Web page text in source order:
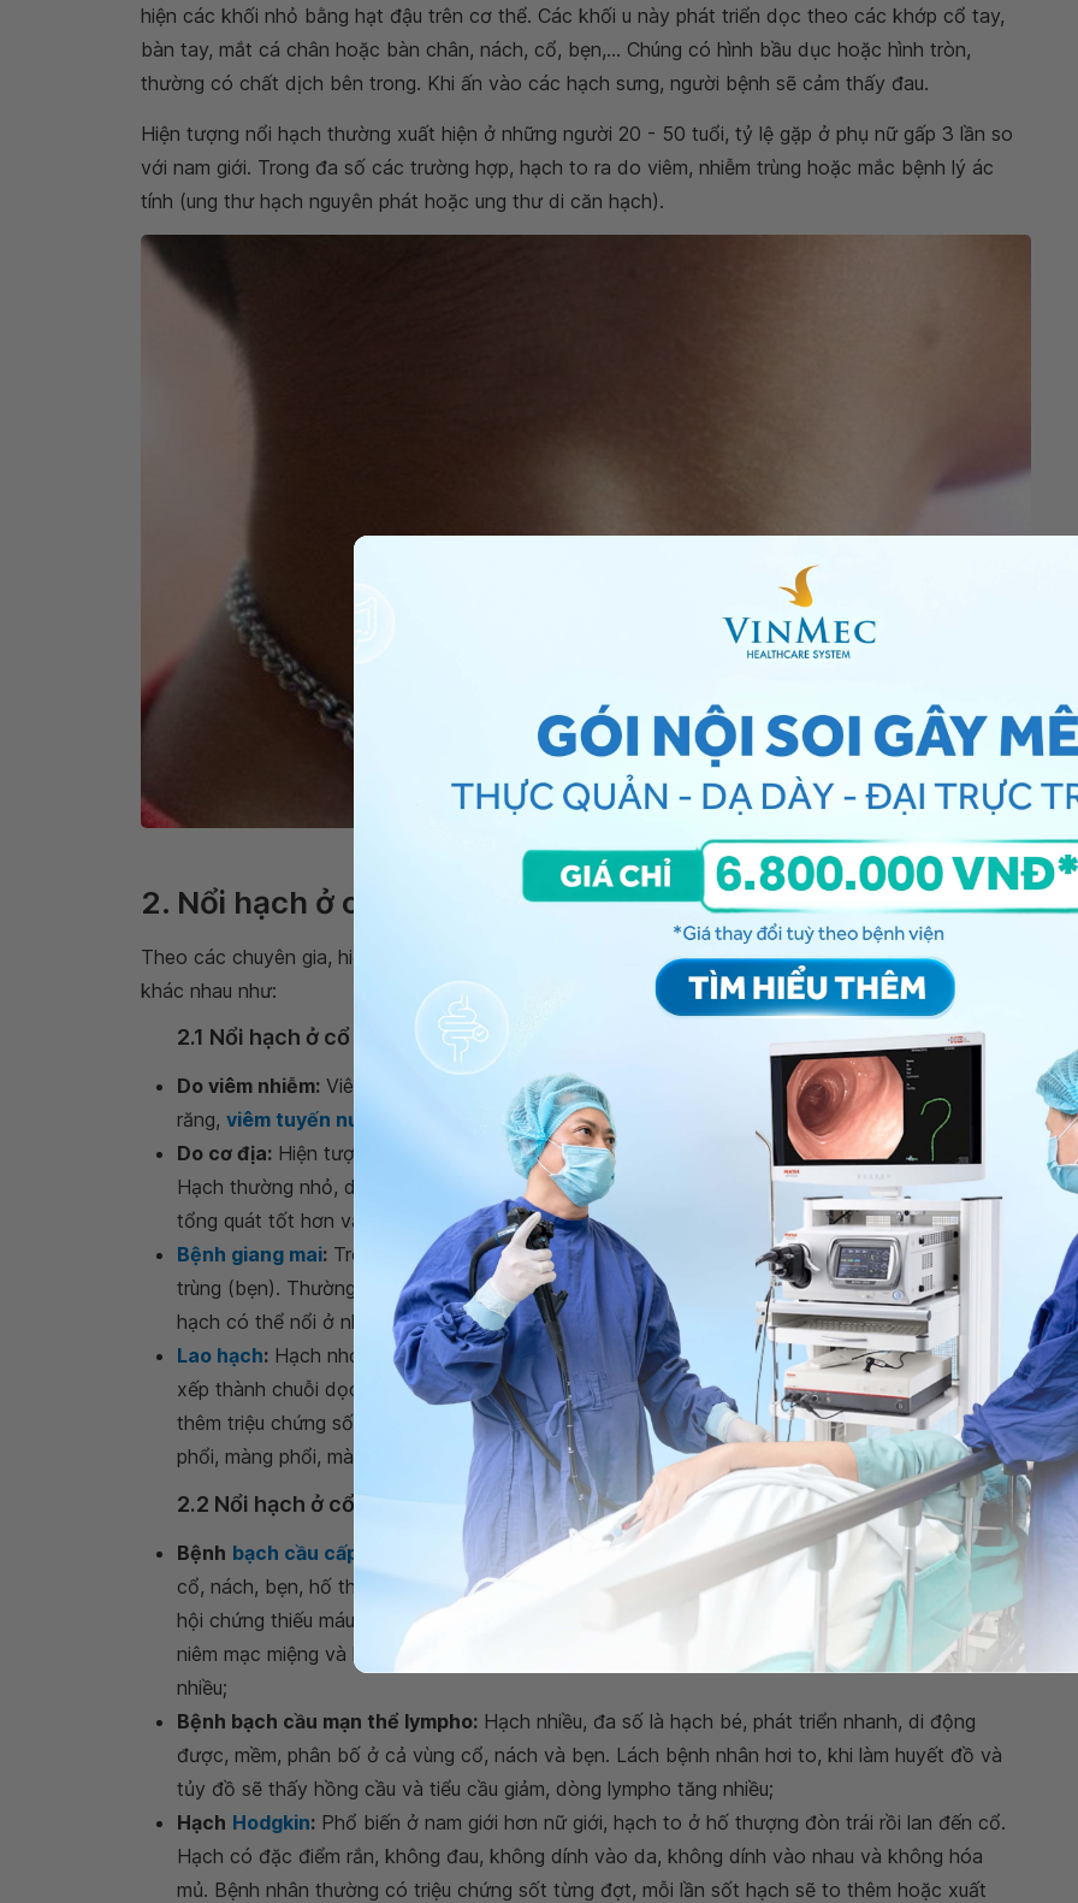
hiện các khối nhỏ bằng hạt đậu trên cơ thể. Các khối u này phát triển dọc theo các khớp cổ tay,
bàn tay, mắt cá chân hoặc bàn chân, nách, cổ, bẹn,... Chúng có hình bầu dục hoặc hình tròn,
thường có chất dịch bên trong. Khi ấn vào các hạch sưng, người bệnh sẽ cảm thấy đau.
Hiện tượng nổi hạch thường xuất hiện ở những người 20 - 50 tuổi, tỷ lệ gặp ở phụ nữ gấp 3 lần so
với nam giới. Trong đa số các trường hợp, hạch to ra do viêm, nhiễm trùng hoặc mắc bệnh lý ác
tính (ung thư hạch nguyên phát hoặc ung thư di căn hạch).
Khi hạch hoạt động mạnh để chống lại bệnh tật thì sẽ sưng to
2. Nổi hạch ở cổ do nguyên nhân gì?
Theo các chuyên gia, hiện tượng
có nhiều dạng và là biểu hiện của nhiều bệnh lý
khác nhau như:
2.1 Nổi hạch ở cổ cảnh báo tình trạng viêm nhiễm
Do viêm nhiễm: Viêm nhiễm vùng mũi xoang,viêm loét amidan viêm họng , viêm tấy nướu
răng, viêm tuyến nước bọt
,... gây nổi hạch cổ.
Do cơ địa: Hiện tượng nổi hạch ở cổ thường gặp ở người gầy yếu, sức khỏe toàn thân kém.
Hạch thường nhỏ, dễ di động, không đau và có mật độ chắc. Hạch sẽ tự lặn khi sức khỏe
tổng quát tốt hơn và không cần phải điều trị;
Bệnh giang mai: Trong giai đoạn đầu mới mắc bệnh, hạch nổi to gần chỗ xâm nhập của xoắn
trùng (bẹn). Thường có 4 - 5 hạch nhỏ, hơi rắn, di động dễ và không đau. Đến giai đoạn II,
hạch có thể nổi ở nhiều nơi trên cơ thể, bao gồm cả vùng cổ;
Lao hạch: Hạch nhỏ, nhiều, có kích thước không đều nhau, không đau, xuất hiện dần dần,
xếp thành chuỗi dọc theo 2 bên cơ ức đòn chũm, dưới xương hàm, vùng cổ. Bệnh nhân kèm
thêm triệu chứng sốt về chiều, sút cân, người gầy, xanh xao và có những tổn thương khác ở
phổi, màng phổi, màng bụng.
2.2 Nổi hạch ở cổ cảnh báo bệnh về máu
Bệnh bạch cầu cấp
Hạch to, mềm, di động dễ, xuất hiện ở hầu hết các vùng có hạch như
cổ, nách, bẹn, hố thượng đòn. Nổi hạch thường chỉ là triệu chứng phụ. Triệu chứng nổi bật là
hội chứng thiếu máu, hội chứng chảy máu dưới da, sốt cao, lách to nhanh, có tổn thương loét
niêm mạc miệng và họng. Khi làm huyết đồ sẽ thấy giảm hồng cầu, bạch cầu và tiểu cầu tăng
nhiều;
Bệnh bạch cầu mạn thể lympho: Hạch nhiều, đa số là hạch bé, phát triển nhanh, di động
được, mềm, phân bố ở cả vùng cổ, nách và bẹn. Lách bệnh nhân hơi to, khi làm huyết đồ và
tủy đồ sẽ thấy hồng cầu và tiểu cầu giảm, dòng lympho tăng nhiều;
Hạch Hodgkin: Phổ biến ở nam giới hơn nữ giới, hạch to ở hố thượng đòn trái rồi lan đến cổ.
Hạch có đặc điểm rắn, không đau, không dính vào da, không dính vào nhau và không hóa
mủ. Bệnh nhân thường có triệu chứng sốt từng đợt, mỗi lần sốt hạch sẽ to thêm hoặc xuất